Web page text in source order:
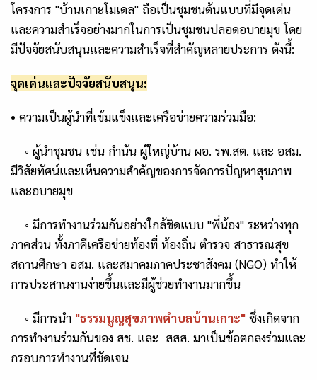
โครงการ "บ้านเกาะโมเดล" ถือเป็นชุมชนต้นแบบที่มีจุดเด่น
และความสำเร็จอย่างมากในการเป็นชุมชนปลอดอบายมุข โดย
มีปัจจัยสนับสนุนและความสำเร็จที่สำคัญหลายประการ ดังนี้:
จุดเด่นและปัจจัยสนับสนุน:
• ความเป็นผู้นำที่เข้มแข็งและเครือข่ายความร่วมมือ:
◦ ผู้นำชุมชน เช่น กำนัน ผู้ใหญ่บ้าน ผอ. รพ.สต. และ อสม.
มีวิสัยทัศน์และเห็นความสำคัญของการจัดการปัญหาสุขภาพ
และอบายมุข
◦ มีการทำงานร่วมกันอย่างใกล้ชิดแบบ "พี่น้อง" ระหว่างทุก
ภาคส่วน ทั้งภาคีเครือข่ายท้องที่ ท้องถิ่น ตำรวจ สาธารณสุข
สถานศึกษา อสม. และสมาคมภาคประชาสังคม (NGO) ทำให้
การประสานงานง่ายขึ้นและมีผู้ช่วยทำงานมากขึ้น
◦ มีการนำ "ธรรมนูญสุขภาพตำบลบ้านเกาะ" ซึ่งเกิดจาก
การทำงานร่วมกันของ สช. และ สสส. มาเป็นข้อตกลงร่วมและ
กรอบการทำงานที่ชัดเจน